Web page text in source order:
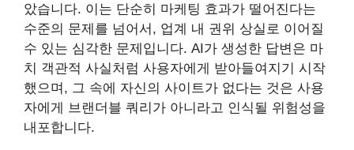
았습니다. 이는 단순히 마케팅 효과가 떨어진다는
수준의 문제를 넘어서, 업계 내 권위 상실로 이어질
수 있는 심각한 문제입니다. AI가 생성한 답변은 마
치 객관적 사실처럼 사용자에게 받아들여지기 시작
했으며, 그 속에 자신의 사이트가 없다는 것은 사용
자에게 브랜더블 쿼리가 아니라고 인식될 위험성을
내포합니다.